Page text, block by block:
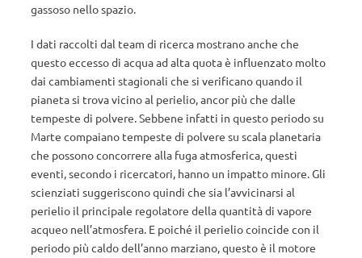
gassoso nello spazio.
I dati raccolti dal team di ricerca mostrano anche che
questo eccesso di acqua ad alta quota è influenzato molto
dai cambiamenti stagionali che si verificano quando il
pianeta si trova vicino al perielio, ancor più che dalle
tempeste di polvere. Sebbene infatti in questo periodo su
Marte compaiano tempeste di polvere su scala planetaria
che possono concorrere alla fuga atmosferica, questi
eventi, secondo i ricercatori, hanno un impatto minore. Gli
scienziati suggeriscono quindi che sia l’avvicinarsi al
perielio il principale regolatore della quantità di vapore
acqueo nell’atmosfera. E poiché il perielio coincide con il
periodo più caldo dell’anno marziano, questo è il motore